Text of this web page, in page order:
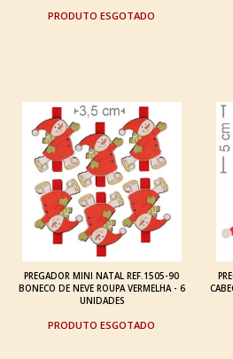
ESGOTADO
PREGADOR MINI NATAL REF.1505-90
BONECO DE NEVE ROUPA VERMELHA - 6
UNIDADES
ESGOTADO